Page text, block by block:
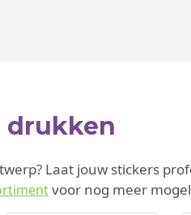
drukken
Laat jouw stickers
voor nog meer